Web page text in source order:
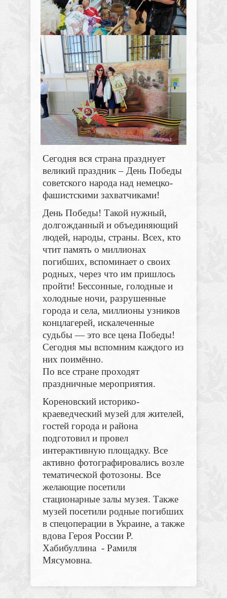
Сегодня вся страна празднует
великий праздник – День Победы
советского народа над немецко-
фашистскими захватчиками!
День Победы! Такой нужный,
долгожданный и объединяющий
людей, народы, страны. Всех, кто
чтит память о миллионах
погибших, вспоминает о своих
родных, через что им пришлось
пройти! Бессонные, голодные и
холодные ночи, разрушенные
города и села, миллионы узников
концлагерей, искалеченные
судьбы — это все цена Победы!
Сегодня мы вспомним каждого из
них поимённо.
По все стране проходят
праздничные мероприятия.
Кореновский историко-
краеведческий музей для жителей,
гостей города и района
подготовил и провел
интерактивную площадку. Все
активно фотографировались возле
тематической фотозоны. Все
желающие посетили
стационарные залы музея. Также
музей посетили родные погибших
в спецоперации в Украине, а также
вдова Героя России Р.
Хабибуллина - Рамиля
Мясумовна.